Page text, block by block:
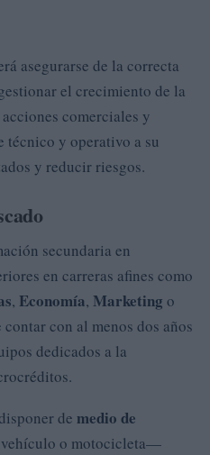
asegurarse de la correcta
el crecimiento de la
comerciales y
técnico y operativo a su
y reducir riesgos.
secundaria en
en carreras afines como
, Economía, Marketing o
con al menos dos años
dedicados a la
de medio de
o motocicleta—